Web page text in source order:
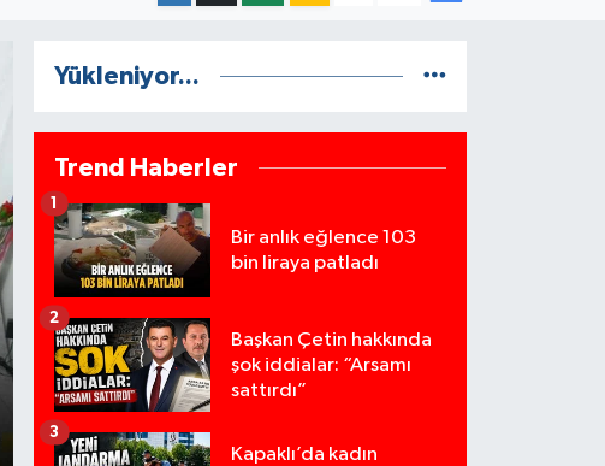
Yükleniyor...
Trend Haberler
Bir anlık eğlence 103
bin liraya patladı
1
Başkan Çetin hakkında
şok iddialar: “Arsamı
sattırdı”
2
Kapaklı’da kadın
3